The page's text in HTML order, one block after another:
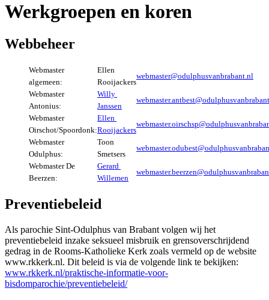
Werkgroepen en koren
Webbeheer
Webmaster
algemeen:
Ellen
Rooijackers
webmaster@odulphusvanbrabant.nl
Webmaster
Antonius:
Willy
Janssen
Webmaster
Oirschot/Spoordonk:
Ellen
Rooijackers
Webmaster
Odulphus:
Toon
Smetsers
Webmaster De
Beerzen:
Gerard
Willemen
Preventiebeleid
Als parochie Sint-Odulphus van Brabant volgen wij het
preventiebeleid inzake seksueel misbruik en grensoverschrijdend
gedrag in de Rooms-Katholieke Kerk zoals vermeld op de website
www.rkkerk.nl. Dit beleid is via de volgende link te bekijken:
www.rkkerk.nl/praktische-informatie-voor-
bisdomparochie/preventiebeleid/